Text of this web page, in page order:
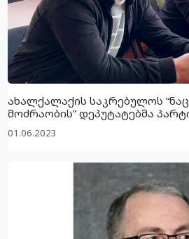
ახალქალაქის საკრებულოს
მოძრაობის” დეპუტატებმა
01.06.2023